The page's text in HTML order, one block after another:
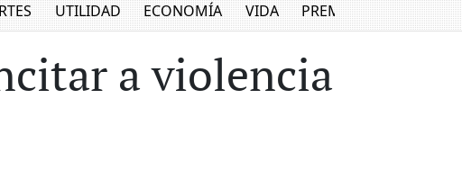
UTILIDAD ECONOMÍA VIDA PREMIUM
a violencia